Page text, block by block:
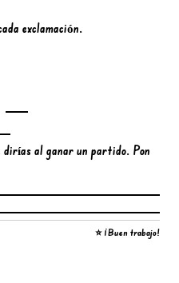
exclamación.
dirías al ganar un partido. Pon
⭐ ¡Buen trabajo!